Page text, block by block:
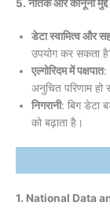
5. नैतिक और कानूनी मुद्दे
डेटा स्वामित्व और
उपयोग कर सकता
एल्गोरिदम में पक्षपात:
अनुचित परिणाम
निगरानी: बिग डेटा
को बढ़ाता है।
1. National Data